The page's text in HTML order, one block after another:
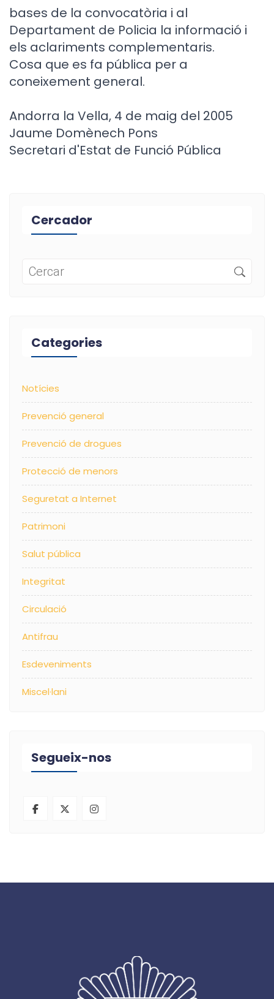
bases de la convocatòria i al
Departament de Policia la informació i
els aclariments complementaris.
Cosa que es fa pública per a
coneixement general.
Andorra la Vella, 4 de maig del 2005
Jaume Domènech Pons
Secretari d'Estat de Funció Pública
Cercador
Categories
Notícies
Prevenció general
Prevenció de drogues
Protecció de menors
Seguretat a Internet
Patrimoni
Salut pública
Integritat
Circulació
Antifrau
Esdeveniments
Miscel·lani
Segueix-nos